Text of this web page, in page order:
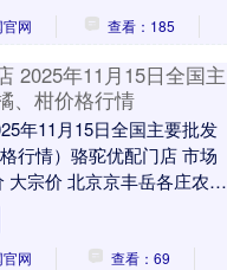
网
查看：185
2025年11月15日全国主
、柑价格行情
年11月15日全国主要批发
行情）骆驼优配门店 市场
大宗价 北京京丰岳各庄农副
5.00 ....
网
查看：69